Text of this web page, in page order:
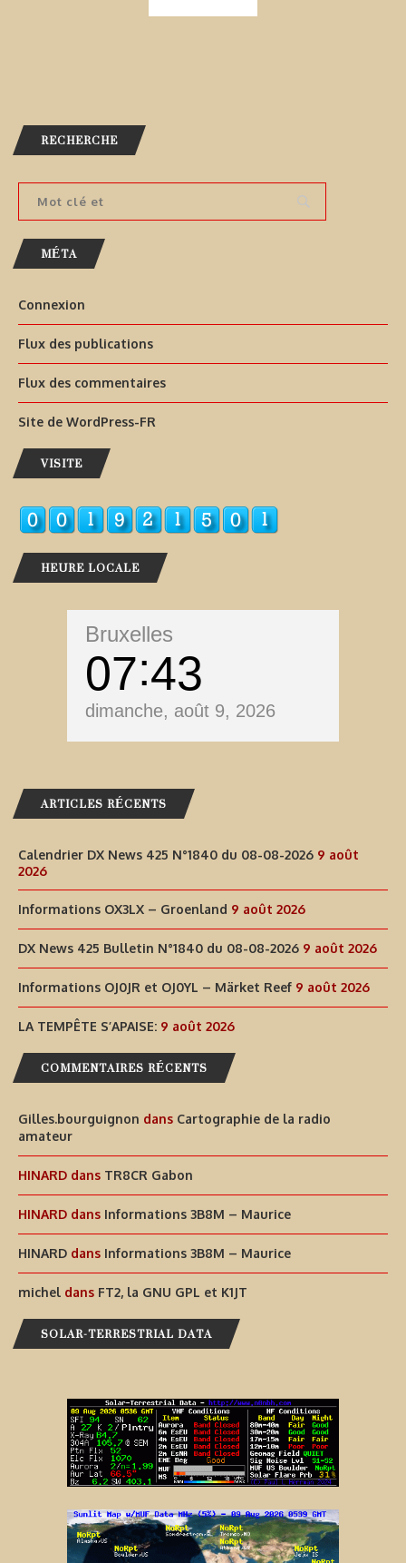
RECHERCHE
MÉTA
Connexion
Flux des publications
Flux des commentaires
Site de WordPress-FR
VISITE
HEURE LOCALE
Bruxelles
07 43
dimanche, août 9, 2026
ARTICLES RÉCENTS
Calendrier DX News 425 N°1840 du 08-08-2026 9 août
2026
Informations OX3LX – Groenland 9 août 2026
DX News 425 Bulletin N°1840 du 08-08-2026 9 août 2026
Informations OJ0JR et OJ0YL – Märket Reef 9 août 2026
LA TEMPÊTE S’APAISE: 9 août 2026
COMMENTAIRES RÉCENTS
Gilles.bourguignon dans Cartographie de la radio
amateur
HINARD dans TR8CR Gabon
HINARD dans Informations 3B8M – Maurice
HINARD dans Informations 3B8M – Maurice
michel dans FT2, la GNU GPL et K1JT
SOLAR-TERRESTRIAL DATA